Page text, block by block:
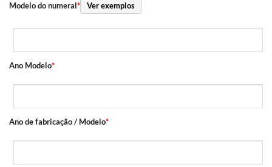
Modelo do numeral* Ver exemplos
Ano Modelo*
Ano de fabricação / Modelo*